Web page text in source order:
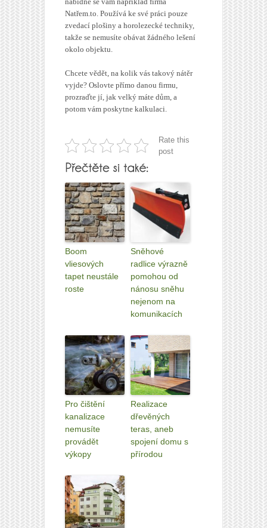
Natřem.to. Používá ke své práci pouze
zvedací plošiny a horolezecké techniky,
takže se nemusíte obávat žádného lešení
okolo objektu.
Chcete vědět, na kolik vás takový nátěr
vyjde? Oslovte přímo danou firmu,
prozraďte jí, jak velký máte dům, a
potom vám poskytne kalkulaci.
Rate this
post
Boom
vliesových
tapet neustále
roste
Sněhové
radlice výrazně
pomohou od
nánosu sněhu
nejenom na
komunikacích
Pro čištění
kanalizace
nemusíte
provádět
výkopy
Realizace
dřevěných
teras, aneb
spojení domu s
přírodou